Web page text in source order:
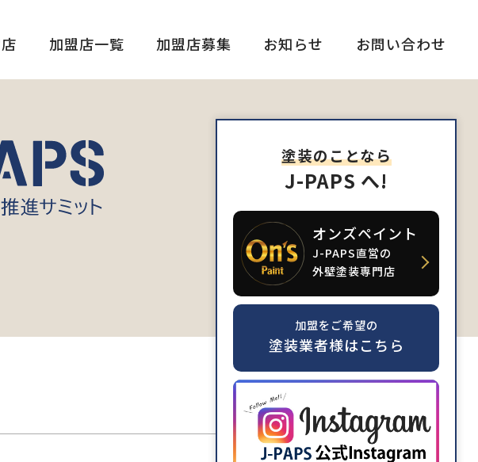
加盟店一覧 加盟店募集 お知らせ お問い合わせ
塗装のことなら
J-PAPS へ!
オンズペイント
J-PAPS直営の
外壁塗装専門店
加盟をご希望の
塗装業者様はこちら